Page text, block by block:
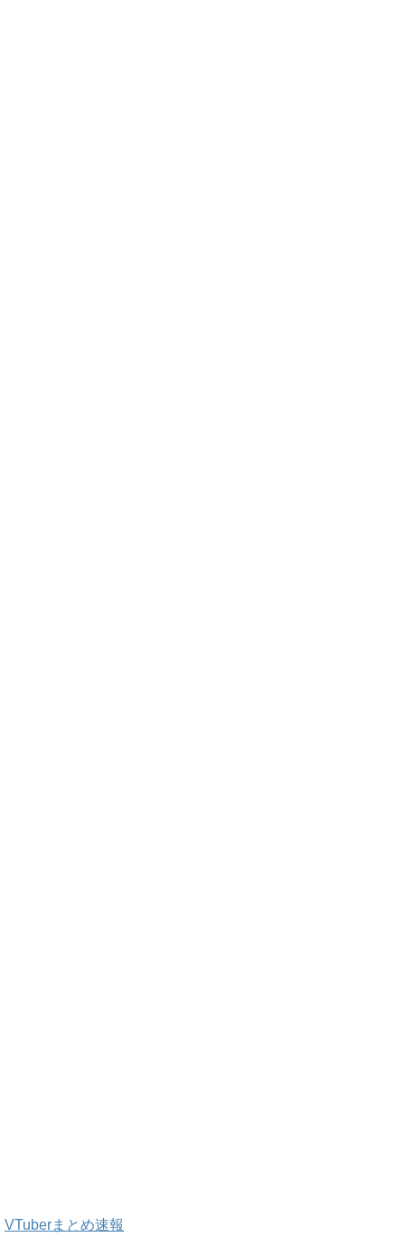
VTuberまとめ速報